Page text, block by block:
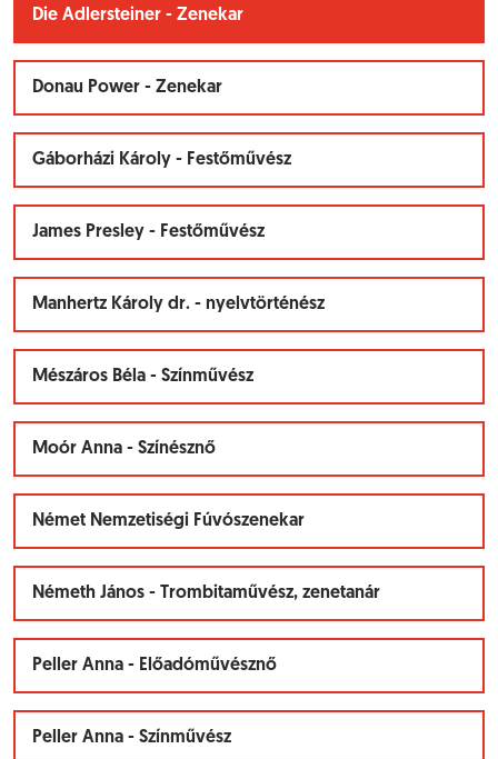
Die Adlersteiner - Zenekar
Donau Power - Zenekar
Gáborházi Károly - Festőművész
James Presley - Festőművész
Manhertz Károly dr. - nyelvtörténész
Mészáros Béla - Színművész
Moór Anna - Színésznő
Német Nemzetiségi Fúvószenekar
Németh János - Trombitaművész, zenetanár
Peller Anna - Előadóművésznő
Peller Anna - Színművész